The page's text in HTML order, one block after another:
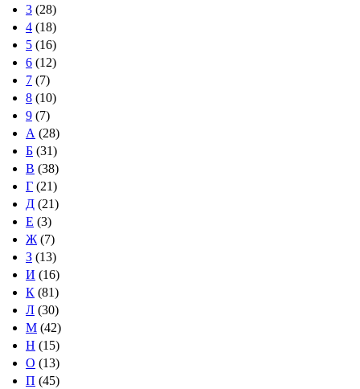
3 (28)
4 (18)
5 (16)
6 (12)
7 (7)
8 (10)
9 (7)
А (28)
Б (31)
В (38)
Г (21)
Д (21)
Е (3)
Ж (7)
З (13)
И (16)
К (81)
Л (30)
М (42)
Н (15)
О (13)
П (45)